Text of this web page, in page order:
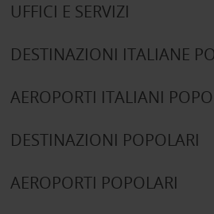
UFFICI E SERVIZI
DESTINAZIONI ITALIANE
AEROPORTI ITALIANI
DESTINAZIONI POPOLARI
AEROPORTI POPOLARI